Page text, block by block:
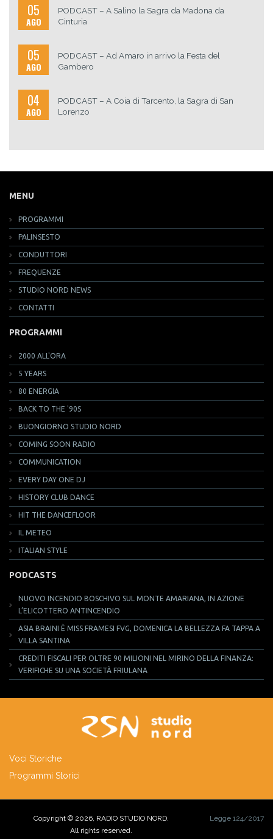
05
AGO
PODCAST – A Salino la Sagra da Madona da
Cinturia
05
AGO
PODCAST – Ad Amaro in arrivo la Festa del
Gambero
04
AGO
PODCAST – A Coia di Tarcento, la Sagra di San
Lorenzo
MENU
PROGRAMMI
PALINSESTO
CONDUTTORI
FREQUENZE
STUDIO NORD NEWS
CONTATTI
PROGRAMMI
2000 ALL'ORA
5 YEARS
80 ENERGIA
BACK TO THE '90S
BUONGIORNO STUDIO NORD
COMING SOON RADIO
COMMUNICATION
EVERY DAY ONE DJ
HISTORY CLUB DANCE
HIT THE DANCEFLOOR
IL METEO
ITALIAN STYLE
PODCASTS
NUOVO INCENDIO BOSCHIVO SUL MONTE AMARIANA, IN AZIONE
L’ELICOTTERO ANTINCENDIO
ASIA BRAINI È MISS FRAMESI FVG, DOMENICA LA BELLEZZA FA TAPPA A
VILLA SANTINA
CREDITI FISCALI PER OLTRE 90 MILIONI NEL MIRINO DELLA FINANZA:
VERIFICHE SU UNA SOCIETÀ FRIULANA
Voci Storiche
Programmi Storici
Copyright © 2026, RADIO STUDIO NORD.
All rights reserved.
Legge 124/2017